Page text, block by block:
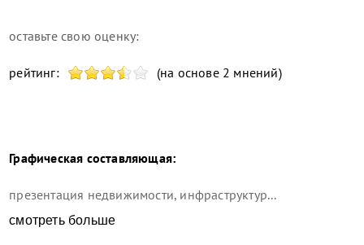
оставьте свою оценку:
рейтинг: (на основе 2 мнений)
Графическая составляющая:
презентация недвижимости, инфраструктур...
смотреть больше